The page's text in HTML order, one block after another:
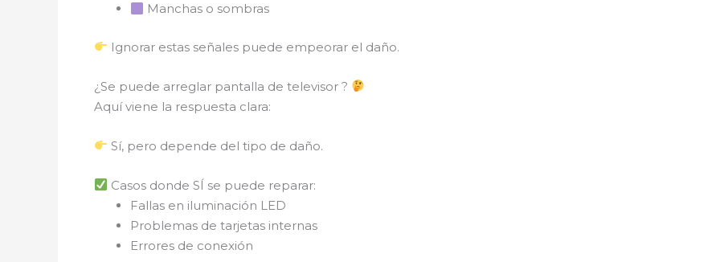
Manchas o sombras
Ignorar estas señales puede empeorar el daño.
¿Se puede arreglar pantalla de televisor ?
Aquí viene la respuesta clara:
Sí, pero depende del tipo de daño.
Casos donde SÍ se puede reparar:
Fallas en iluminación LED
Problemas de tarjetas internas
Errores de conexión